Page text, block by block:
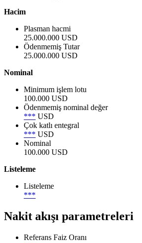
Hacim
Plasman hacmi
25.000.000 USD
Ödenmemiş Tutar
25.000.000 USD
Nominal
Minimum işlem lotu
100.000 USD
Ödenmemiş nominal değer
*** USD
Çok katlı entegral
*** USD
Nominal
100.000 USD
Listeleme
Listeleme
***
Nakit akışı parametreleri
Referans Faiz Oranı